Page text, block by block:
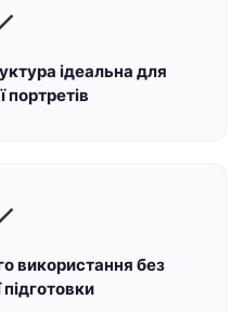
ідеальна для
портретів
використання без